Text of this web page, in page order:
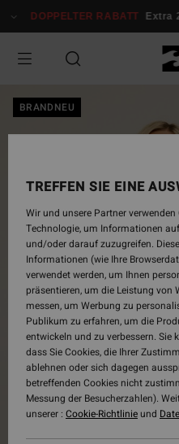
zur
springen
DOPPELTER RABATT Extra
BRANDNEU
TREFFEN SIE EINE
Wir und unsere Partner
Technologie, um Informationen
und/oder darauf zuzugreifen.
Informationen (wie Ihre
verwendet werden, um Ihnen
präsentieren, um die Leistung von
messen, um Werbung zu
Publikum zu erfahren, um die
entwickeln und zu verbessern. Sie
dass Sie Cookies, die Ihrer
ablehnen oder sich dagegen
betreffenden Cookies nicht
Messung der Besucherzahlen).
unserer : Cookie-Richtlinieund